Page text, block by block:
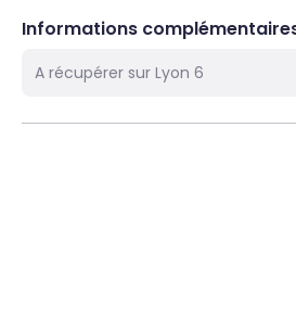
Informations
A récupérer sur Lyon 6